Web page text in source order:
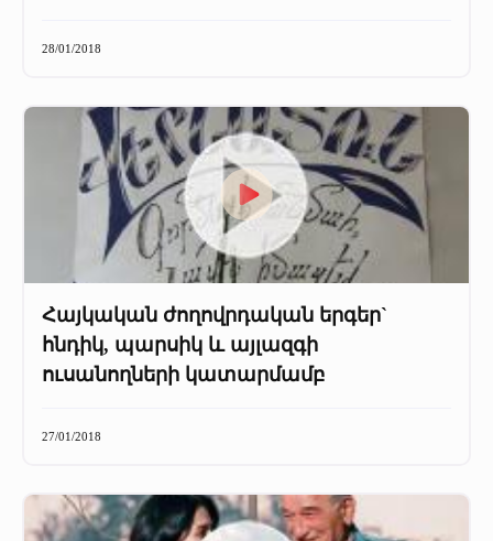
28/01/2018
Հայկական ժողովրդական երգեր`
հնդիկ, պարսիկ և այլազգի
ուսանողների կատարմամբ
27/01/2018